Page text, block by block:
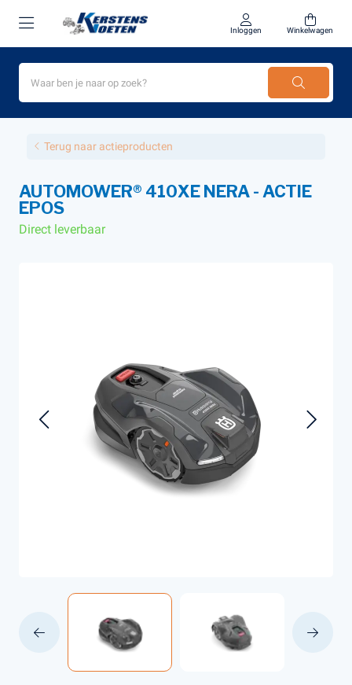
Inloggen Winkelwagen
Terug naar actieproducten
AUTOMOWER® 410XE NERA - ACTIE
EPOS
Direct leverbaar